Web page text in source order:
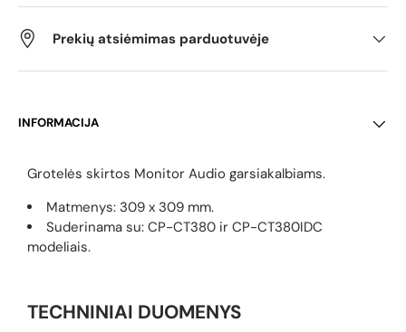
Prekių atsiėmimas parduotuvėje
INFORMACIJA
Grotelės skirtos Monitor Audio garsiakalbiams.
Matmenys: 309 x 309 mm.
Suderinama su: CP-CT380 ir CP-CT380IDC
modeliais.
TECHNINIAI DUOMENYS